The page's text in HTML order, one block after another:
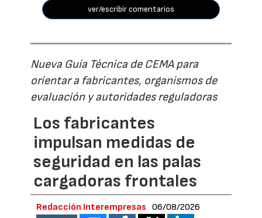
ver/escribir comentarios
Nueva Guía Técnica de CEMA para
orientar a fabricantes, organismos de
evaluación y autoridades reguladoras
Los fabricantes
impulsan medidas de
seguridad en las palas
cargadoras frontales
Redacción Interempresas 06/08/2026